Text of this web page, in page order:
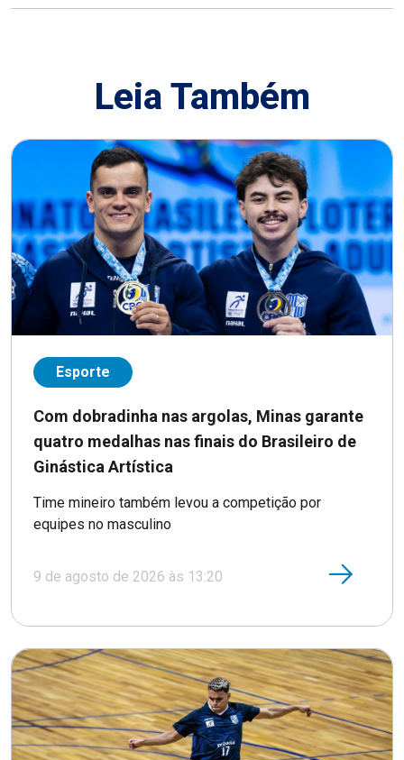
Leia Também
Esporte
Com dobradinha nas argolas, Minas garante
quatro medalhas nas finais do Brasileiro de
Ginástica Artística
Time mineiro também levou a competição por
equipes no masculino
9 de agosto de 2026 às 13:20